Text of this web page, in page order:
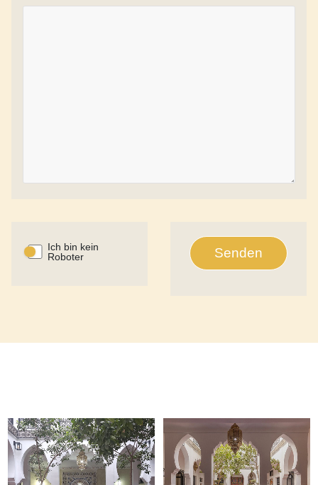
Ich bin kein
Roboter
Senden